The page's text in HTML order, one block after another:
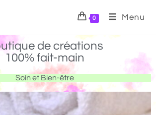
0 Menu
de créations
100% fait-main
Soin et Bien-être